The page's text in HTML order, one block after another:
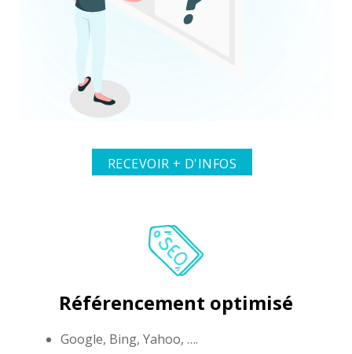
RECEVOIR + D'INFOS
Référencement optimisé
Google, Bing, Yahoo, ….